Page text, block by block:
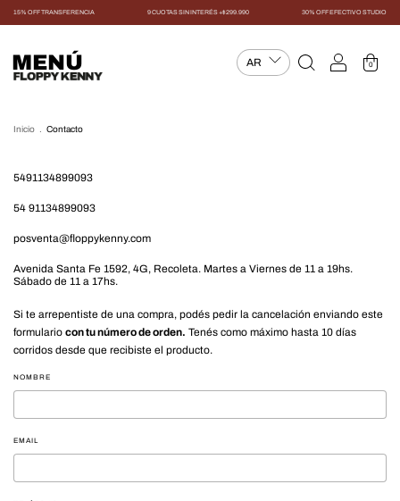
15% OFF TRANSFERENCIA 9 CUOTAS SIN INTERÉS +$299.990 30% OFF EFECTIVO STUDIO
MENÚ 0
Inicio Contacto
5491134899093
54 91134899093
posventa@floppykenny.com
Avenida Santa Fe 1592, 4G, Recoleta. Martes a Viernes de 11 a 19hs.
Sábado de 11 a 17hs.
Si te arrepentiste de una compra, podés pedir la cancelación enviando este
formulario con tu número de orden. Tenés como máximo hasta 10 días
corridos desde que recibiste el producto.
NOMBRE
EMAIL